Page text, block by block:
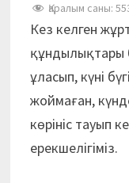
Қаралым саны:
Кез келген
құндылықтары
ұласып, күні
жоймаған,
көрініс тауып
ерекшелігіміз.